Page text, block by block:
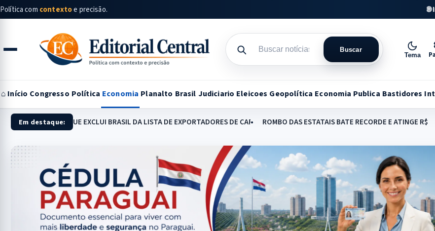
Política com contextoe precisão.
Buscar
Buscar
Tema
⌂ Início Congresso Política Economia Planalto Brasil Judiciario Eleicoes Geopolítica Economia Publica Bastidores
Em destaque: UE EXCLUI BRASIL DA LISTA DE EXPORTADORES DE CARNE E PRODUTOS ANIMAIS A PARTIR DE 3 DE SETEMBRO
ROMBO DAS ESTATAIS BATE RECORDE E ATINGE R$